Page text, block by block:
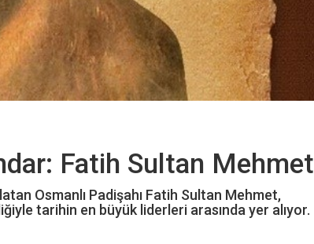
Fatih Sultan Mehmet
Osmanlı Padişahı Fatih Sultan Mehmet,
tarihin en büyük liderleri arasında yer alıyor.